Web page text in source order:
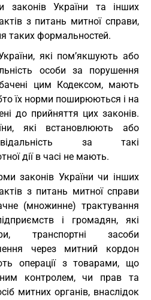
законів України та інших
з питань митної справи,
таких формальностей.
які пом’якшують або
особи за порушення
цим Кодексом, мають
їх норми поширюються і на
до прийняття цих законів.
які встановлюють або
за такі
дії в часі не мають.
законів України чи інших
з питань митної справи
(множинне) трактування
і громадян, які
транспортні засоби
через митний кордон
операції з товарами, що
контролем, чи прав та
митних органів, внаслідок